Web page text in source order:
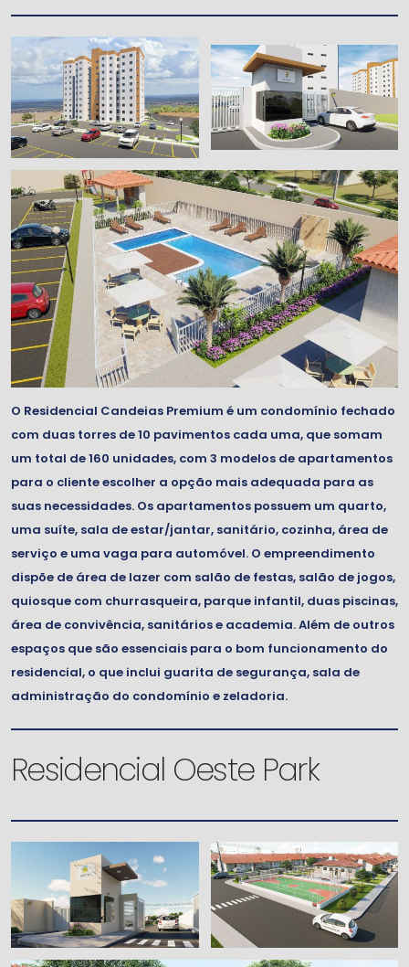
O Residencial Candeias Premium é um condomínio fechado
com duas torres de 10 pavimentos cada uma, que somam
um total de 160 unidades, com 3 modelos de apartamentos
para o cliente escolher a opção mais adequada para as
suas necessidades. Os apartamentos possuem um quarto,
uma suíte, sala de estar/jantar, sanitário, cozinha, área de
serviço e uma vaga para automóvel. O empreendimento
dispõe de área de lazer com salão de festas, salão de jogos,
quiosque com churrasqueira, parque infantil, duas piscinas,
área de convivência, sanitários e academia. Além de outros
espaços que são essenciais para o bom funcionamento do
residencial, o que inclui guarita de segurança, sala de
administração do condomínio e zeladoria.
Residencial Oeste Park